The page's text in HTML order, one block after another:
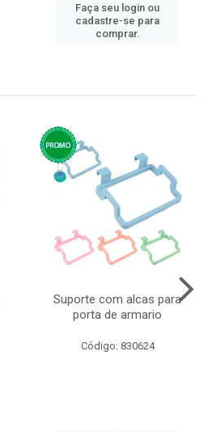
Faça seu login ou
cadastre-se para
comprar.
Suporte com alcas para
porta de armario
Código: 830624